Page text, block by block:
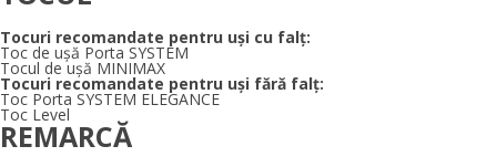
Tocuri recomandate pentru uși cu falț:
Toc de uşă Porta SYSTEM
Tocul de uşă MINIMAX
Tocuri recomandate pentru uși fără falț:
Toc Porta SYSTEM ELEGANCE
Toc Level
REMARCĂ